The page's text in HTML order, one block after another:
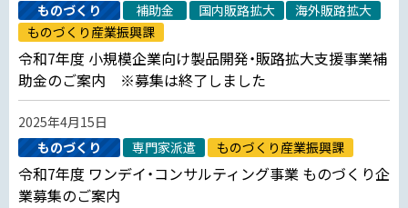
ものづくり
補助金 国内販路拡大
海外販路拡大
ものづくり産業振興課
令和7年度 小規模企業向け製品開発・販路拡大支援事業補
助金のご案内 ※募集は終了しました
2025年4月15日
ものづくり
専門家派遣 ものづくり産業振興課
令和7年度 ワンデイ・コンサルティング事業 ものづくり企
業募集のご案内